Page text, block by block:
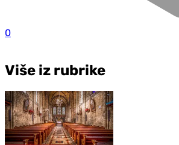
0
Više iz rubrike